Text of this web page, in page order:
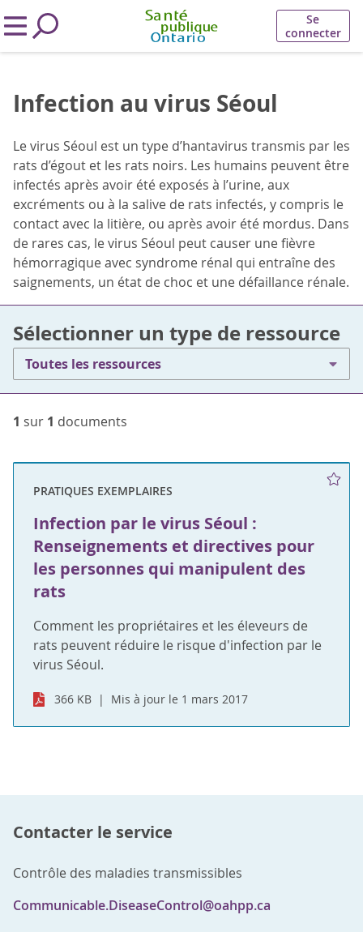
Se
connecter
Infection au virus Séoul
Le virus Séoul est un type d’hantavirus transmis par les
rats d’égout et les rats noirs. Les humains peuvent être
infectés après avoir été exposés à l’urine, aux
excréments ou à la salive de rats infectés, y compris le
contact avec la litière, ou après avoir été mordus. Dans
de rares cas, le virus Séoul peut causer une fièvre
hémorragique avec syndrome rénal qui entraîne des
saignements, un état de choc et une défaillance rénale.
Sélectionner un type de ressource
Toutes les ressources
1 sur 1 documents
PRATIQUES EXEMPLAIRES
Infection par le virus Séoul :
Renseignements et directives pour
les personnes qui manipulent des
rats
Comment les propriétaires et les éleveurs de
rats peuvent réduire le risque d'infection par le
virus Séoul.
366 KB Mis à jour le 1 mars 2017
Contacter le service
Contrôle des maladies transmissibles
Communicable.DiseaseControl@oahpp.ca